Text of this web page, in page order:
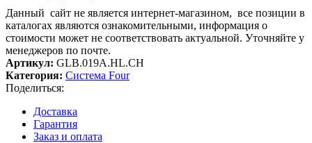
Данный сайт не является интернет-магазином, все позиции в
каталогах являются ознакомительными, информация о
стоимости может не соответствовать актуальной. Уточняйте у
менеджеров по почте.
Артикул: GLB.019A.HL.CH
Категория: Система Four
Поделиться:
Доставка
Гарантия
Заказ и оплата